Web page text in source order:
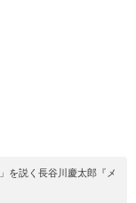
を説く長谷川慶太郎『メ